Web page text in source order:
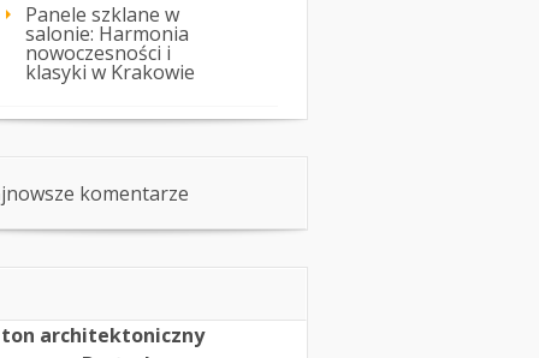
Panele szklane w
salonie: Harmonia
nowoczesności i
klasyki w Krakowie
komentarze
architektoniczny